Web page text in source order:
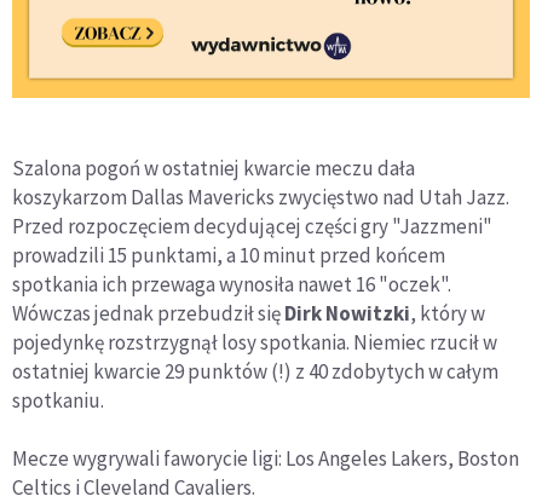
Szalona pogoń w ostatniej kwarcie meczu dała
koszykarzom Dallas Mavericks zwycięstwo nad Utah Jazz.
Przed rozpoczęciem decydującej części gry "Jazzmeni"
prowadzili 15 punktami, a 10 minut przed końcem
spotkania ich przewaga wynosiła nawet 16 "oczek".
Wówczas jednak przebudził sięDirk Nowitzki, który w
pojedynkę rozstrzygnął losy spotkania. Niemiec rzucił w
ostatniej kwarcie 29 punktów (!) z 40 zdobytych w całym
spotkaniu.
Mecze wygrywali faworycie ligi: Los Angeles Lakers, Boston
Celtics i Cleveland Cavaliers.